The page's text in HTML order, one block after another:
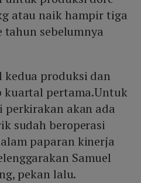
atau naik hampir tiga
sebelumnya
kedua produksi dan
kuartal pertama.Untuk
perkirakan akan ada
sudah beroperasi
paparan kinerja
Samuel
pekan lalu.